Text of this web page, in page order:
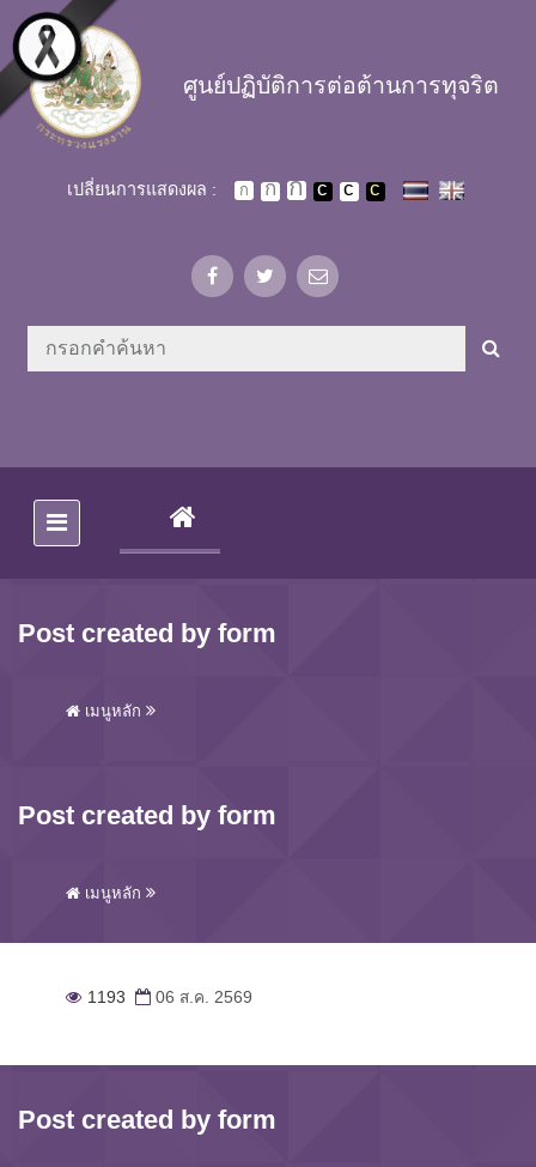
Skip to main content
ศูนย์ปฏิบัติการต่อต้านการทุจริต
เปลี่ยนการแสดงผล :
(CURRENT)
Post created by form
เมนูหลัก
Post created by form
เมนูหลัก
1193 06 ส.ค. 2569
Post created by form